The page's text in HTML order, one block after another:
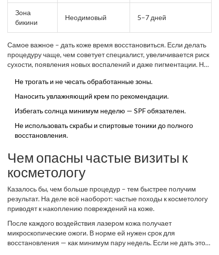
Зона
бикини
Неодимовый 5–7 дней
Самое важное – дать коже время восстановиться. Если делать
процедуру чаще, чем советует специалист, увеличивается риск
сухости, появления новых воспалений и даже пигментации. Не
сделать хуже, а не лучше. Лучшее, что вы можете сделать –
слушать своего косметолога и следовать домашним советам по
Не трогать и не чесать обработанные зоны.
Наносить увлажняющий крем по рекомендации.
Избегать солнца минимум неделю — SPF обязателен.
Не использовать скрабы и спиртовые тоники до полного
восстановления.
Чем опасны частые визиты к
косметологу
Казалось бы, чем больше процедур – тем быстрее получим
результат. На деле всё наоборот: частые походы к косметологу
приводят к накоплению повреждений на коже.
После каждого воздействия лазером кожа получает
микроскопические ожоги. В норме ей нужен срок для
восстановления — как минимум пару недель. Если не дать этот